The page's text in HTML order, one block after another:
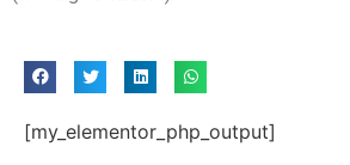
[my_elementor_php_output]